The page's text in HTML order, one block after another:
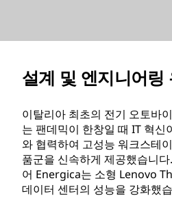
설계 및 엔지니어링
이탈리아 최초의 전기 오토바
는 팬데믹이 한창일 때 IT 혁
와 협력하여 고성능 워크스테
품군을 신속하게 제공했습니
어 Energica는 소형 Lenovo
데이터 센터의 성능을 강화했